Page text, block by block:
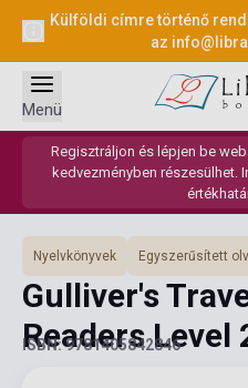
Külföldi címre történő
az
Regisztráljon és lépjen be
kedvezményben részesülhet.
Menü
Nyelvkönyvek Egyszerűsített
Gulliver's
Readers Level
ISBN: 9781405842846